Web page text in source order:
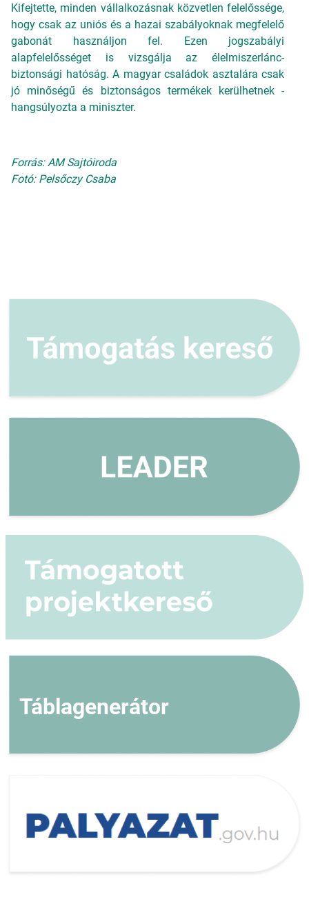
Kifejtette, minden vállalkozásnak közvetlen felelőssége,
hogy csak az uniós és a hazai szabályoknak megfelelő
gabonát használjon fel. Ezen jogszabályi
alapfelelősséget is vizsgálja az élelmiszerlánc-
biztonsági hatóság. A magyar családok asztalára csak
jó minőségű és biztonságos termékek kerülhetnek -
hangsúlyozta a miniszter.
Forrás: AM Sajtóiroda
Fotó: Pelsőczy Csaba
Táblagenerátor